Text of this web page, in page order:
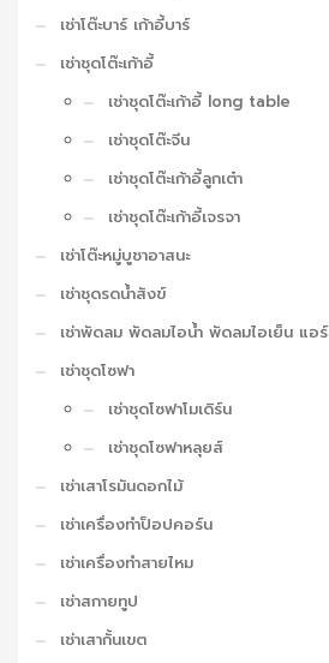
เช่าโต๊ะบาร์ เก้าอี้บาร์
เช่าชุดโต๊ะเก้าอี้
เช่าชุดโต๊ะเก้าอี้ long table
เช่าชุดโต๊ะจีน
เช่าชุดโต๊ะเก้าอี้ลูกเต๋า
เช่าชุดโต๊ะเก้าอี้เจรจา
เช่าโต๊ะหมู่บูชาอาสนะ
เช่าชุดรดน้ำสังข์
เช่าพัดลม พัดลมไอน้ำ พัดลมไอเย็น แอร์
เช่าชุดโซฟา
เช่าชุดโซฟาโมเดิร์น
เช่าชุดโซฟาหลุยส์
เช่าเสาโรมันดอกไม้
เช่าเครื่องทำป็อปคอร์น
เช่าเครื่องทำสายไหม
เช่าสกายทูป
เช่าเสากั้นเขต